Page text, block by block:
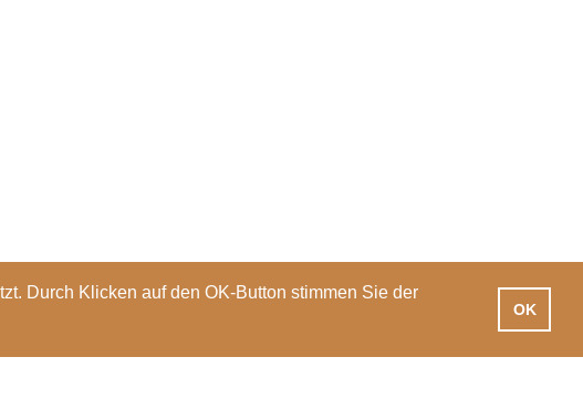
Durch Klicken auf den OK-Button stimmen Sie der
OK